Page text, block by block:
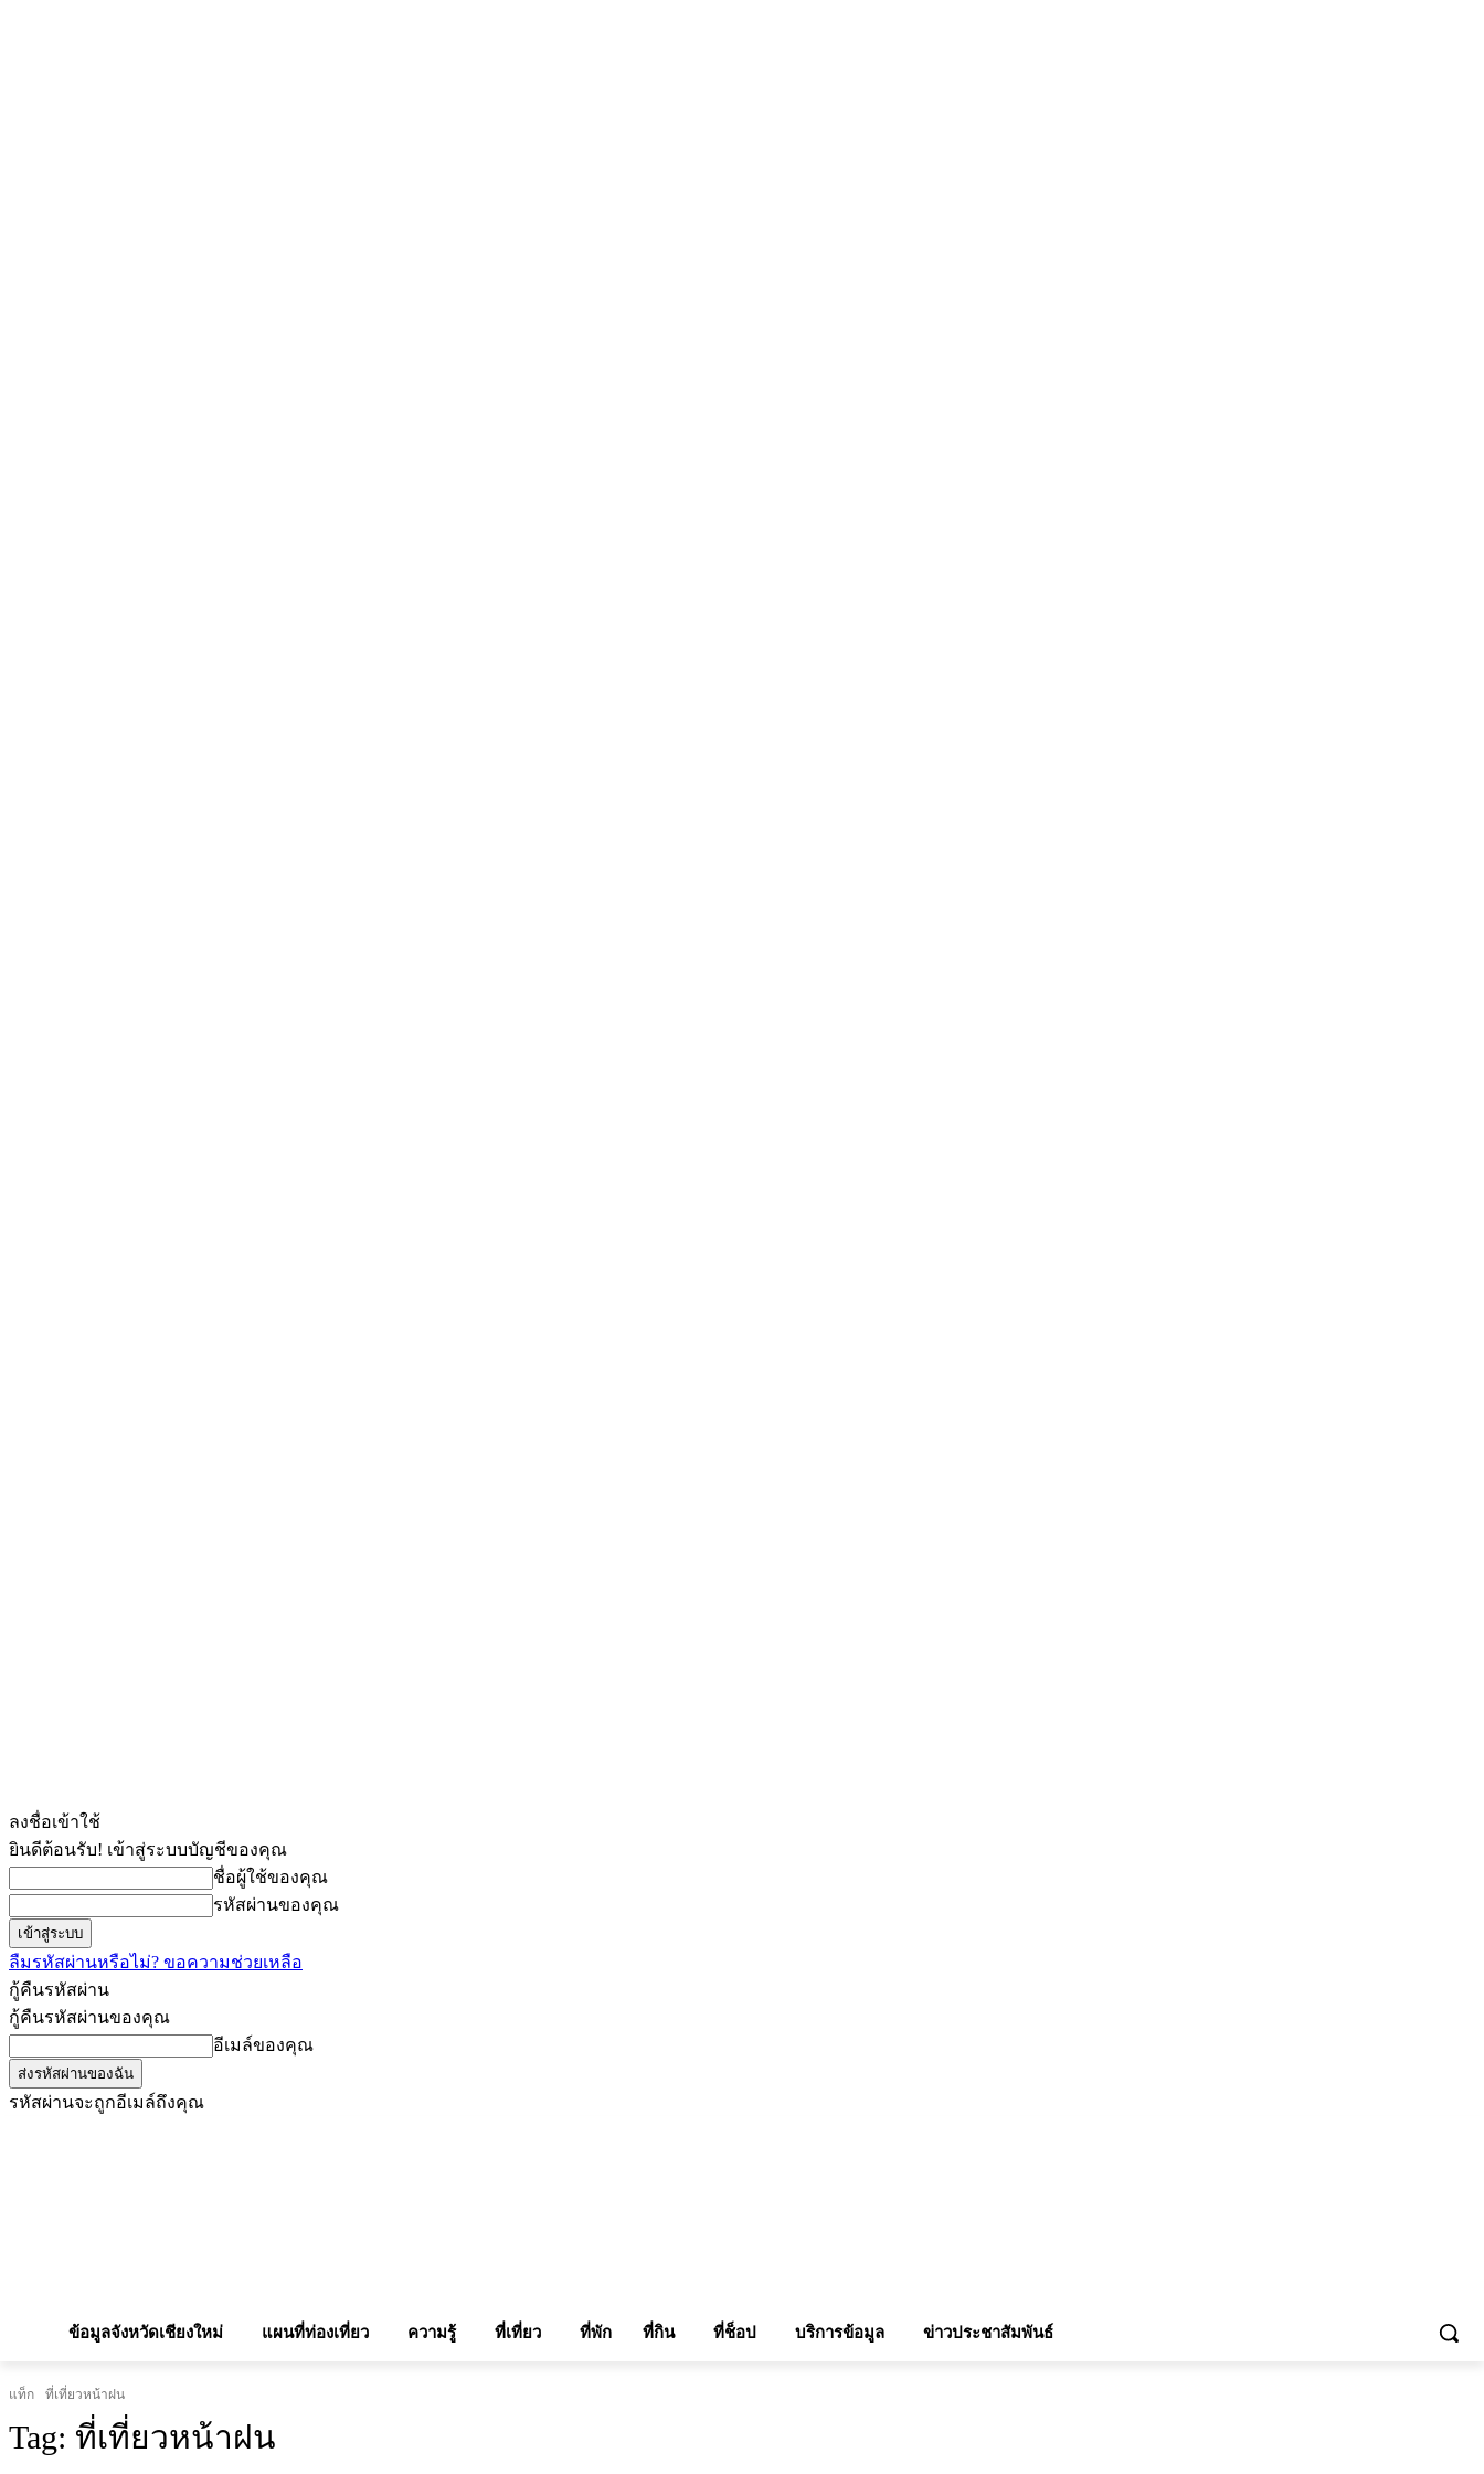
ลงชื่อเข้าใช้
ยินดีต้อนรับ! เข้าสู่ระบบบัญชีของคุณ
ชื่อผู้ใช้ของคุณ
รหัสผ่านของคุณ
ลืมรหัสผ่านหรือไม่? ขอความช่วยเหลือ
กู้คืนรหัสผ่าน
กู้คืนรหัสผ่านของคุณ
อีเมล์ของคุณ
รหัสผ่านจะถูกอีเมล์ถึงคุณ
ข้อมูลจังหวัดเชียงใหม่ แผนที่ท่องเที่ยว ความรู้ ที่เที่ยว ที่พัก ที่กิน ที่ช็อป บริการข้อมูล ข่าวประชาสัมพันธ์
แท็ก ที่เที่ยวหน้าฝน
Tag: ที่เที่ยวหน้าฝน